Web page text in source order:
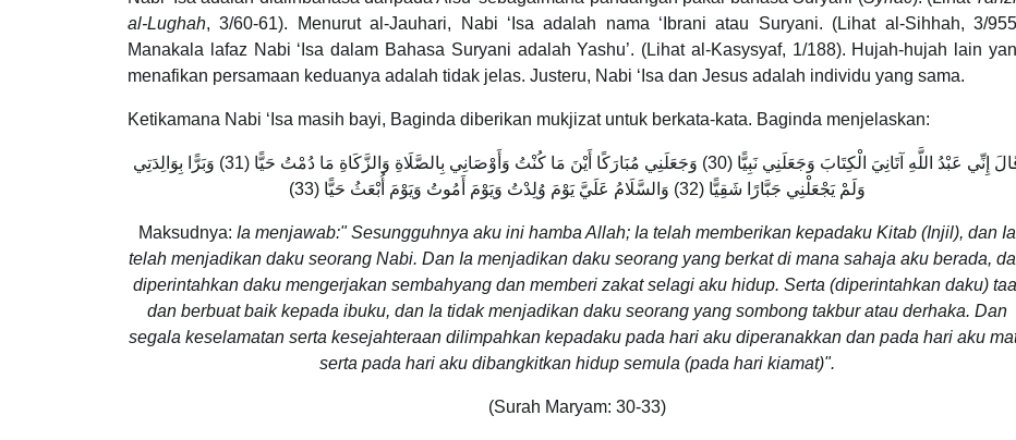
al-Lughah, 3/60-61). Menurut al-Jauhari, Nabi ‘Isa adalah nama ‘Ibrani atau Suryani. (Lihat al-Sihhah, 3/
Manakala lafaz Nabi ‘Isa dalam Bahasa Suryani adalah Yashu’. (Lihat al-Kasysyaf, 1/188). Hujah-hujah lain
menafikan persamaan keduanya adalah tidak jelas. Justeru, Nabi ‘Isa dan Jesus adalah individu yang sama.
Ketikamana Nabi ‘Isa masih bayi, Baginda diberikan mukjizat untuk berkata-kata. Baginda menjelaskan:
قَالَ إِنِّي عَبْدُ اللَّهِ آتَانِيَ الْكِتَابَ وَجَعَلَنِي نَبِيًّا (30) وَجَعَلَنِي مُبَارَكًا أَيْنَ مَا كُنْتُ وَأَوْصَانِي بِالصَّلَاةِ وَالزَّكَاةِ مَا دُمْتُ حَيًّا (31) وَبَرًّا بِوَالِدَتِي
وَلَمْ يَجْعَلْنِي جَبَّارًا شَقِيًّا (32) وَالسَّلَامُ عَلَيَّ يَوْمَ وُلِدْتُ وَيَوْمَ أَمُوتُ وَيَوْمَ أُبْعَثُ حَيًّا (33)
Maksudnya: Ia menjawab:" Sesungguhnya aku ini hamba Allah; Ia telah memberikan kepadaku Kitab (Injil), dan Ia
telah menjadikan daku seorang Nabi. Dan Ia menjadikan daku seorang yang berkat di mana sahaja aku berada,
diperintahkan daku mengerjakan sembahyang dan memberi zakat selagi aku hidup. Serta (diperintahkan daku)
dan berbuat baik kepada ibuku, dan Ia tidak menjadikan daku seorang yang sombong takbur atau derhaka. Dan
segala keselamatan serta kesejahteraan dilimpahkan kepadaku pada hari aku diperanakkan dan pada hari aku
serta pada hari aku dibangkitkan hidup semula (pada hari kiamat)".
(Surah Maryam: 30-33)